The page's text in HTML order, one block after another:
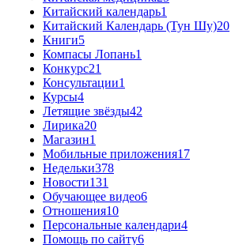
Китайский календарь1
Китайский Календарь (Тун Шу)20
Книги5
Компасы Лопань1
Конкурс21
Консультации1
Курсы4
Летящие звёзды42
Лирика20
Магазин1
Мобильные приложения17
Недельки378
Новости131
Обучающее видео6
Отношения10
Персональные календари4
Помощь по сайту6